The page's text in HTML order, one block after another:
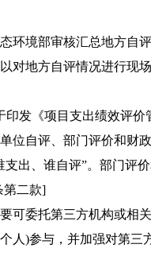
境部审核汇总地方自
对地方自评情况进行现
《项目支出绩效评价
自评、部门评价和财
支出、谁自评”。部门评
第二款]
委托第三方机构或相
人)参与，并加强对第